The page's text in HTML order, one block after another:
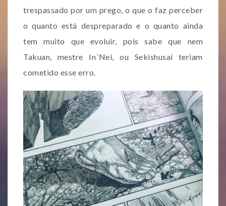
trespassado por um prego, o que o faz perceber
o quanto está despreparado e o quanto ainda
tem muito que evoluir, pois sabe que nem
Takuan, mestre In´Nei, ou Sekishusai teriam
cometido esse erro.